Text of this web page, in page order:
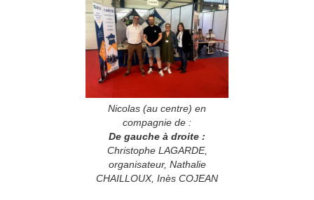
Nicolas (au centre) en
compagnie de :
De gauche à droite :
Christophe LAGARDE,
organisateur, Nathalie
CHAILLOUX, Inès COJEAN